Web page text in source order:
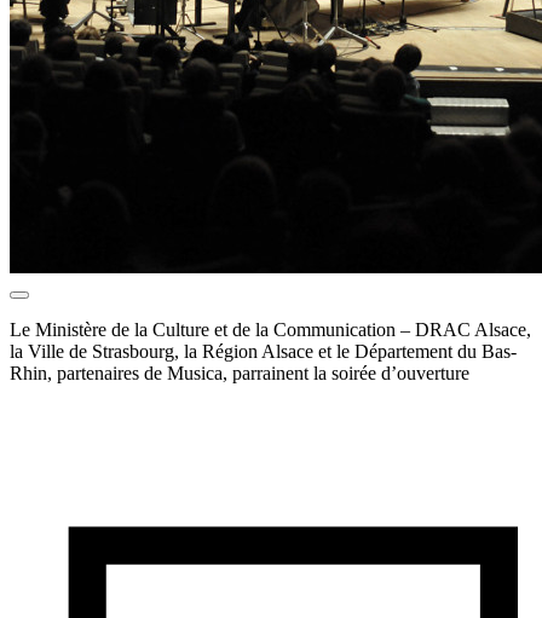
Le Ministère de la Culture et de la Communication – DRAC Alsace,
la Ville de Strasbourg, la Région Alsace et le Département du Bas-
Rhin, partenaires de Musica, parrainent la soirée d’ouverture